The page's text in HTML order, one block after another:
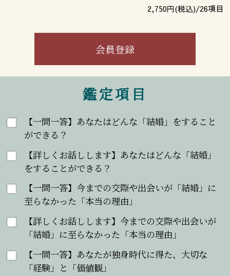
2,750円(税込)/26項目
会員登録
鑑定項目
【一問一答】あなたはどんな「結婚」をすること
ができる？
【詳しくお話しします】あなたはどんな「結婚」
をすることができる？
【一問一答】今までの交際や出会いが「結婚」に
至らなかった「本当の理由」
【詳しくお話しします】今までの交際や出会いが
「結婚」に至らなかった「本当の理由」
【一問一答】あなたが独身時代に得た、大切な
「経験」と「価値観」